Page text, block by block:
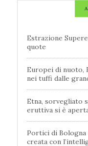
Estrazione
quote
Europei di nuoto,
nei tuffi dalle
Etna, sorvegliato
eruttiva si è
Portici di
creata con